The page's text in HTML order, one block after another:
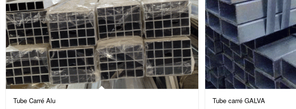
Tube Carré Alu Tube carré GALVA